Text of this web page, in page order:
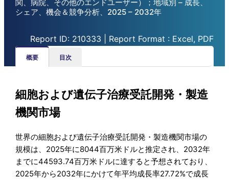
関、病院、その他のエンドユーザー）；地域別 – 成長、
シェア、機会＆競争分析、2025 – 2032年
Report ID: 210333 | Report Format : Excel, PDF
概要 目次
細胞および遺伝子治療受託開発・製造
機関市場
世界の細胞および遺伝子治療受託開発・製造機関市場の
規模は、2025年に8044百万米ドルと推定され、2032年
までに44593.74百万米ドルに達すると予想されており、
2025年から2032年にかけて年平均成長率27.72%で成長